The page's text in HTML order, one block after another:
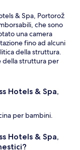
& Spa, Portorož
che sono
una camera
fino ad alcuni
della struttura.
della struttura per
Hotels & Spa,
per bambini.
Hotels & Spa,